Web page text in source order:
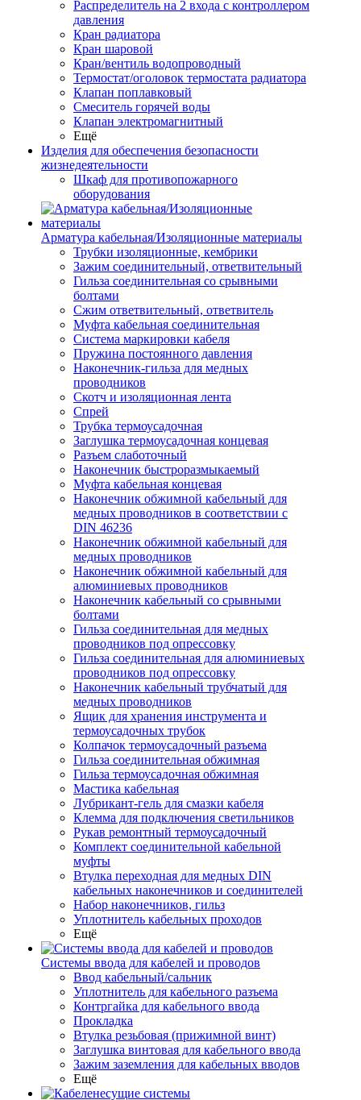
Распределитель на 2 входа с контроллером
давления
Кран радиатора
Кран шаровой
Кран/вентиль водопроводный
Термостат/оголовок термостата радиатора
Клапан поплавковый
Смеситель горячей воды
Клапан электромагнитный
Ещё
Изделия для обеспечения безопасности
жизнедеятельности
Шкаф для противопожарного
оборудования
Арматура кабельная/Изоляционные материалы
Трубки изоляционные, кембрики
Зажим соединительный, ответвительный
Гильза соединительная со срывными
болтами
Сжим ответвительный, ответвитель
Муфта кабельная соединительная
Система маркировки кабеля
Пружина постоянного давления
Наконечник-гильза для медных
проводников
Скотч и изоляционная лента
Спрей
Трубка термоусадочная
Заглушка термоусадочная концевая
Разъем слаботочный
Наконечник быстроразмыкаемый
Муфта кабельная концевая
Наконечник обжимной кабельный для
медных проводников в соответствии с
DIN 46236
Наконечник обжимной кабельный для
медных проводников
Наконечник обжимной кабельный для
алюминиевых проводников
Наконечник кабельный со срывными
болтами
Гильза соединительная для медных
проводников под опрессовку
Гильза соединительная для алюминиевых
проводников под опрессовку
Наконечник кабельный трубчатый для
медных проводников
Ящик для хранения инструмента и
термоусадочных трубок
Колпачок термоусадочный разъема
Гильза соединительная обжимная
Гильза термоусадочная обжимная
Мастика кабельная
Лубрикант-гель для смазки кабеля
Клемма для подключения светильников
Рукав ремонтный термоусадочный
Комплект соединительной кабельной
муфты
Втулка переходная для медных DIN
кабельных наконечников и соединителей
Набор наконечников, гильз
Уплотнитель кабельных проходов
Ещё
Системы ввода для кабелей и проводов
Ввод кабельный/сальник
Уплотнитель для кабельного разъема
Контргайка для кабельного ввода
Прокладка
Втулка резьбовая (прижимной винт)
Заглушка винтовая для кабельного ввода
Зажим заземления для кабельных вводов
Ещё